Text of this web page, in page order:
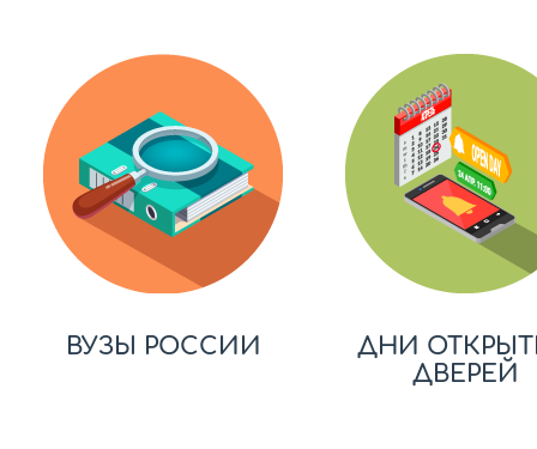
ВУЗЫ РОССИИ
ДНИ
ДВЕРЕЙ